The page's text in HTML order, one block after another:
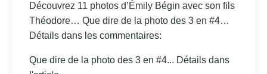
Découvrez 11 photos d’Émily Bégin avec son fils
Théodore… Que dire de la photo des 3 en #4…
Détails dans les commentaires:
Que dire de la photo des 3 en #4... Détails dans